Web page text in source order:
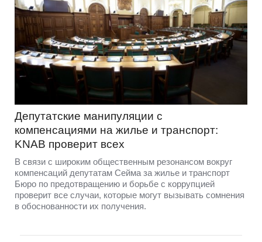
Депутатские манипуляции с
компенсациями на жилье и транспорт:
KNAB проверит всех
В связи с широким общественным резонансом вокруг
компенсаций депутатам Сейма за жилье и транспорт
Бюро по предотвращению и борьбе с коррупцией
проверит все случаи, которые могут вызывать сомнения
в обоснованности их получения.